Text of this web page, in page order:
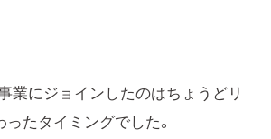
業にジョインしたのはちょうどリ
たタイミングでした。